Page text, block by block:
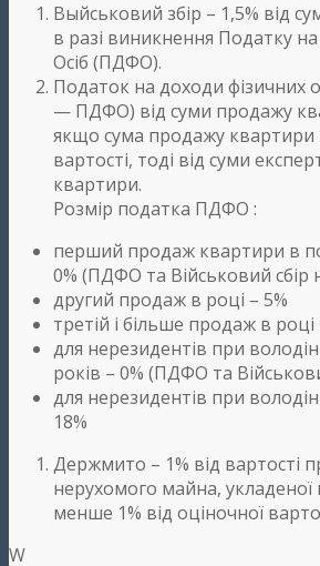
Выйськовий збір – 1,5% від
в разі виникнення Податку
Осіб (ПДФО).
Податок на доходи фізичних
— ПДФО) від суми продажу
якщо сума продажу квартири
вартості, тоді від суми
квартири.
Розмір податка ПДФО :
перший продаж квартири в
0% (ПДФО та Військовий сбір
другий продаж в році – 5%
третій і більше продаж в році
для нерезидентів при
років – 0% (ПДФО та
для нерезидентів при
18%
Держмито – 1% від вартості
нерухомого майна, укладеної
менше 1% від оціночної
W